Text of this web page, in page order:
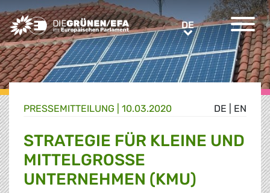
Greens/EFA Home DEDE
DE EN
PRESSE­MITTEILUNG 10.03.2020
STRATEGIE FÜR KLEINE UND
MITTELGROSSE U
NTERNEHMEN (KMU)